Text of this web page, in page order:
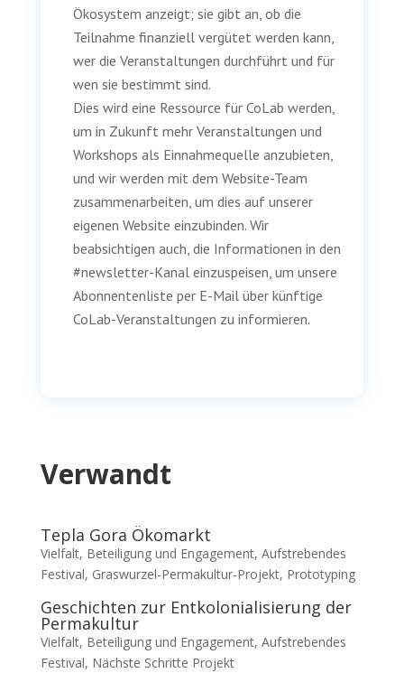
Ökosystem anzeigt; sie gibt an, ob die
Teilnahme finanziell vergütet werden kann,
wer die Veranstaltungen durchführt und für
wen sie bestimmt sind.
Dies wird eine Ressource für CoLab werden,
um in Zukunft mehr Veranstaltungen und
Workshops als Einnahmequelle anzubieten,
und wir werden mit dem Website-Team
zusammenarbeiten, um dies auf unserer
eigenen Website einzubinden. Wir
beabsichtigen auch, die Informationen in den
#newsletter-Kanal einzuspeisen, um unsere
Abonnentenliste per E-Mail über künftige
CoLab-Veranstaltungen zu informieren.
Verwandt
Tepla Gora Ökomarkt
Vielfalt, Beteiligung und Engagement, Aufstrebendes
Festival, Graswurzel-Permakultur-Projekt, Prototyping
Geschichten zur Entkolonialisierung der
Permakultur
Vielfalt, Beteiligung und Engagement, Aufstrebendes
Festival, Nächste Schritte Projekt